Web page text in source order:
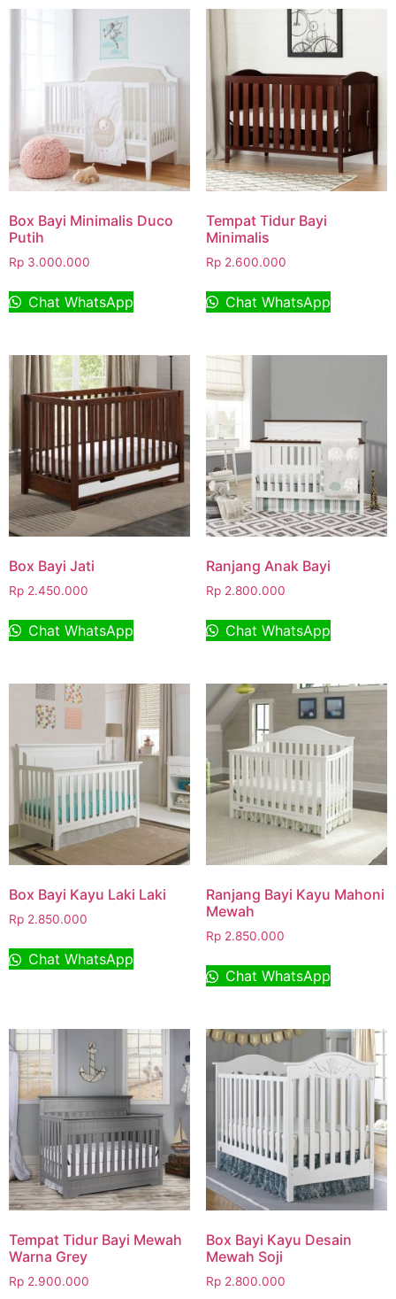
Box Bayi Minimalis Duco
Putih
Rp 3.000.000
Chat WhatsApp
Tempat Tidur Bayi
Minimalis
Rp2.600.000
Chat WhatsApp
Box Bayi Jati
Rp 2.450.000
Chat WhatsApp
Ranjang Anak Bayi
Rp2.800.000
Chat WhatsApp
Box Bayi Kayu Laki Laki
Rp 2.850.000
Chat WhatsApp
Ranjang Bayi Kayu Mahoni
Mewah
Rp2.850.000
Chat WhatsApp
Tempat Tidur Bayi Mewah
Warna Grey
Rp 2.900.000
Box Bayi Kayu Desain
Mewah Soji
Rp2.800.000